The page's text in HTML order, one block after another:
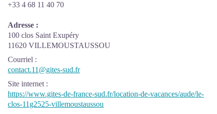
+33 4 68 11 40 70
Adresse :
100 clos Saint Exupéry
11620 VILLEMOUSTAUSSOU
Courriel :
contact.11@gites-sud.fr
Site internet :
https://www.gites-de-france-sud.fr/location-de-vacances/aude/le-
clos-11g2525-villemoustaussou